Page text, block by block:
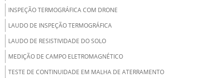
INSPEÇÃO TERMOGRÁFICA COM DRONE
LAUDO DE INSPEÇÃO TERMOGRÁFICA
LAUDO DE RESISTIVIDADE DO SOLO
MEDIÇÃO DE CAMPO ELETROMAGNÉTICO
TESTE DE CONTINUIDADE EM MALHA DE ATERRAMENTO